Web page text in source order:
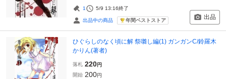
1 5/9 13:16終了
出品中の商品 年間ベストストア 出品
ひぐらしのなく頃に解 祭囃し編(1) ガンガンC/鈴羅木
かりん(著者)
落札 220円
開始 200円